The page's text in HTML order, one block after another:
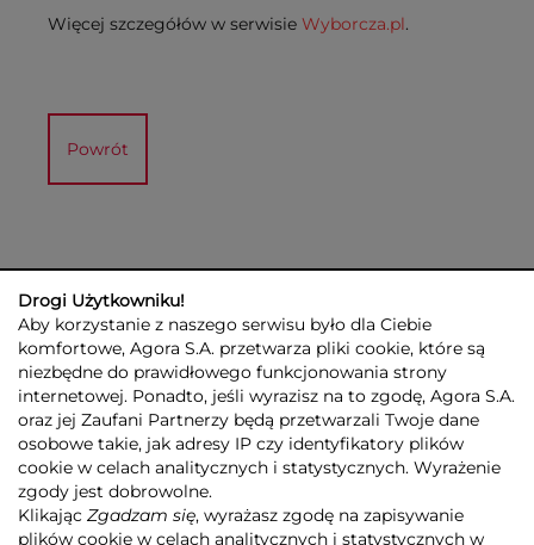
Więcej szczegółów w serwisie Wyborcza.pl.
Powrót
GRUPA AGORA DLA INWESTORÓW DLA MEDIÓW
REKLAMA
ESG
KONTAKT
© 2026 Copyright AGORA SA
POLITYKA PRYWATNOŚCI AGORA S.A.
POLITYKA PRYWATNOŚCI SERWISU AGORA.PL
Drogi Użytkowniku!
Aby korzystanie z naszego serwisu było dla Ciebie
komfortowe, Agora S.A. przetwarza pliki cookie, które są
niezbędne do prawidłowego funkcjonowania strony
internetowej. Ponadto, jeśli wyrazisz na to zgodę, Agora S.A.
oraz jej Zaufani Partnerzy będą przetwarzali Twoje dane
osobowe takie, jak adresy IP czy identyfikatory plików
cookie w celach analitycznych i statystycznych. Wyrażenie
zgody jest dobrowolne.
Klikając Zgadzam się, wyrażasz zgodę na zapisywanie
plików cookie w celach analitycznych i statystycznych w